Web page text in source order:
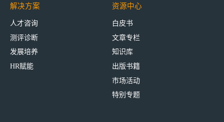
解决方案
人才咨询
测评诊断
发展培养
HR赋能
资源中心
白皮书
文章专栏
知识库
出版书籍
市场活动
特别专题